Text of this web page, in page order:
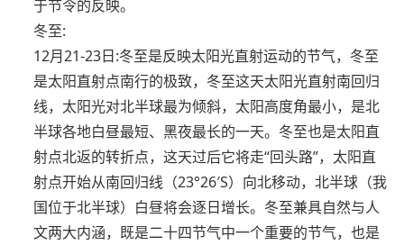
于节令的反映。
冬至:
12月21-23日:冬至是反映太阳光直射运动的节气，冬至
是太阳直射点南行的极致，冬至这天太阳光直射南回归
线，太阳光对北半球最为倾斜，太阳高度角最小，是北
半球各地白昼最短、黑夜最长的一天。冬至也是太阳直
射点北返的转折点，这天过后它将走“回头路”，太阳直
射点开始从南回归线（23°26′S）向北移动，北半球（我
国位于北半球）白昼将会逐日增长。冬至兼具自然与人
文两大内涵，既是二十四节气中一个重要的节气，也是